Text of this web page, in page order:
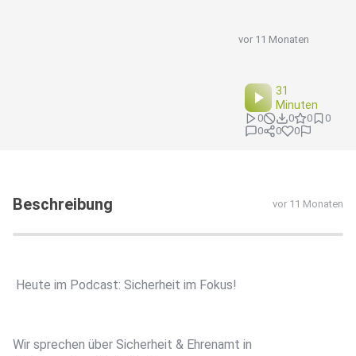
vor 11 Monaten
31
Minuten
0 0 0
0
0
0 0
Beschreibung vor 11 Monaten
️ Heute im Podcast: Sicherheit im Fokus!
Wir sprechen über Sicherheit & Ehrenamt in